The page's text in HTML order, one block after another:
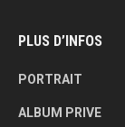
PLUS D’INFOS
PORTRAIT
ALBUM PRIVE